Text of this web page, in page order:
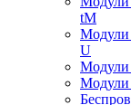
tM
Модули
U
Модули
Модули